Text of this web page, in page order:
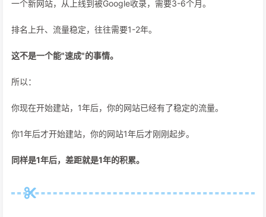
一个新网站，从上线到被Google收录，需要3-6个月。
排名上升、流量稳定，往往需要1-2年。
这不是一个能"速成"的事情。
所以：
你现在开始建站，1年后，你的网站已经有了稳定的流量。
你1年后才开始建站，你的网站1年后才刚刚起步。
同样是1年后，差距就是1年的积累。